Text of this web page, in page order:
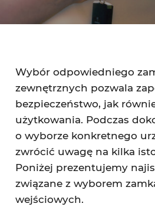
Wybór odpowiedniego
zewnętrznych pozwala
bezpieczeństwo, jak
użytkowania. Podczas
o wyborze konkretnego
zwrócić uwagę na kilka
Poniżej prezentujemy
związane z wyborem
wejściowych.